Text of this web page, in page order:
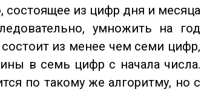
состоящее из цифр дня и месяца
умножить на год
из менее чем семи цифр,
в семь цифр с начала числа.
по такому же алгоритму, но с